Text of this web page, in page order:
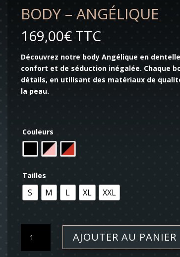
BODY – ANGÉLIQUE
169,00€ TTC
Découvrez notre body Angélique en
confort et de séduction inégalée. Chaque
détails, en utilisant des matériaux de
la peau.
Couleurs
Tailles
S M L XL XXL
Body
AJOUTER AU PANIER